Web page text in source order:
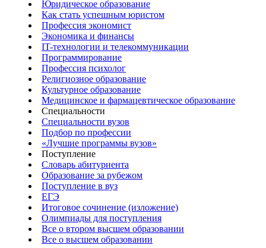
Юридическое образование
Как стать успешным юристом
Профессия экономист
Экономика и финансы
IT-технологии и телекоммуникации
Программирование
Профессия психолог
Религиозное образование
Культурное образование
Медицинское и фармацевтическое образование
Специальности
Специальности вузов
Подбор по профессии
«Лучшие программы вузов»
Поступление
Словарь абитуриента
Образование за рубежом
Поступление в вуз
ЕГЭ
Итоговое сочинение (изложение)
Олимпиады для поступления
Все о втором высшем образовании
Все о высшем образовании